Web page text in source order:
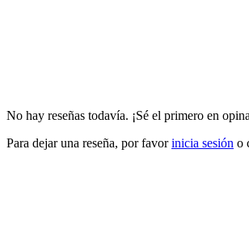
No hay reseñas todavía. ¡Sé el primero en
Para dejar una reseña, por favorinicia sesión o